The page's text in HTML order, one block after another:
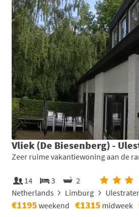
Vliek (De Biesenberg) -
Zeer ruime vakantiewoning aan de
14 3
2
Netherlands
Limburg
€1195weekend €1315 midweek